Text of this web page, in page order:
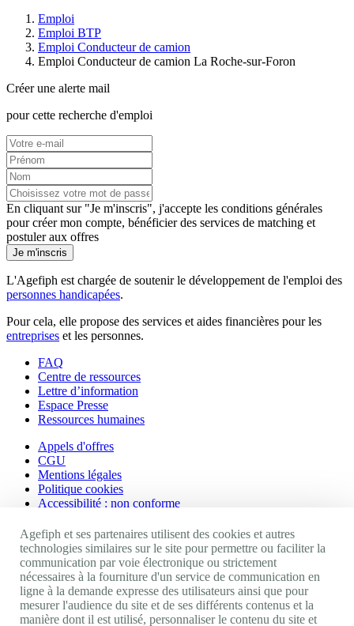
Emploi
Emploi BTP
Emploi Conducteur de camion
Emploi Conducteur de camion La Roche-sur-Foron
Créer une alerte mail
pour cette recherche d'emploi
En cliquant sur "Je m'inscris", j'accepte les conditions générales
pour créer mon compte, bénéficier des services de matching et
postuler aux offres
Je m'inscris
L'Agefiph est chargée de soutenir le développement de l'emploi des
personnes handicapées.
Pour cela, elle propose des services et aides financières pour les
entreprises et les personnes.
FAQ
Centre de ressources
Lettre d’information
Espace Presse
Ressources humaines
Appels d'offres
CGU
Mentions légales
Politique cookies
Accessibilité : non conforme
Nos autres sites
Site portail Agefiph
Activateur de progrès
Handinnov
Innovation et recherche
Agefiph et ses partenaires utilisent des cookies et autres
technologies similaires sur le site pour permettre ou faciliter la
communication par voie électronique ou strictement
nécessaires à la fourniture d'un service de communication en
ligne à la demande expresse des utilisateurs ainsi que pour
mesurer l'audience du site et de ses différents contenus et la
manière dont il est utilisé, personnaliser le contenu du site et